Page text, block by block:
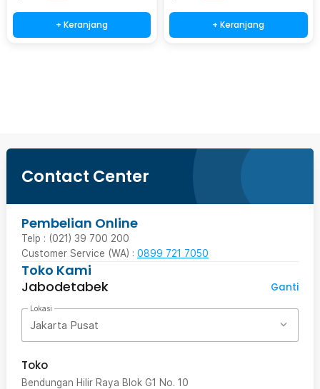
+ Keranjang + Keranjang
Contact Center
Pembelian Online
Telp : (021) 39 700 200
Customer Service (WA) : 0899 721 7050
Toko Kami
Jabodetabek
Ganti
Lokasi
Jakarta Pusat
Toko
Bendungan Hilir Raya Blok G1 No. 10